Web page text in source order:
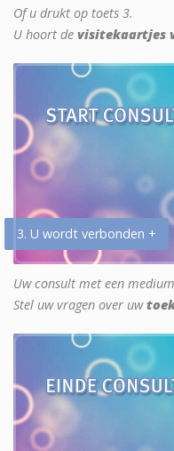
Of u drukt op toets 3.
U hoort de visitekaartjes
3. U wordt verbonden +
Uw consult met een
Stel uw vragen over uw